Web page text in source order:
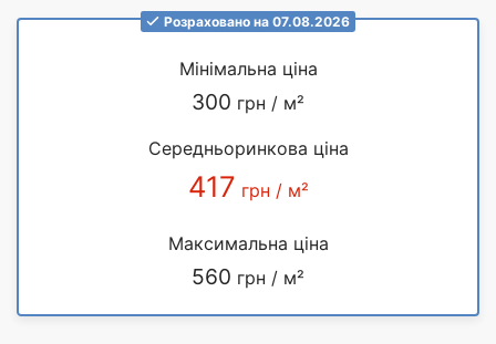
Розраховано на 07.08.2026
Мінімальна ціна
300 грн / м²
Середньоринкова ціна
417 грн / м²
Максимальна ціна
560 грн / м²